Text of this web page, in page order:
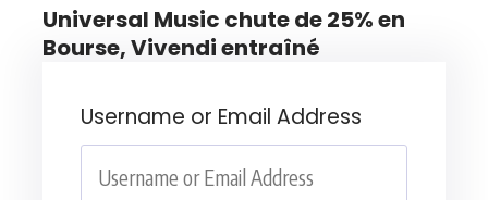
Universal Music chute de 25% en
Bourse, Vivendi entraîné
Username or Email Address